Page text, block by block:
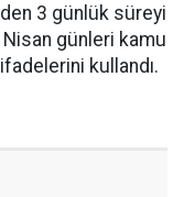
3 günlük süreyi
Nisan günleri kamu
kullandı.